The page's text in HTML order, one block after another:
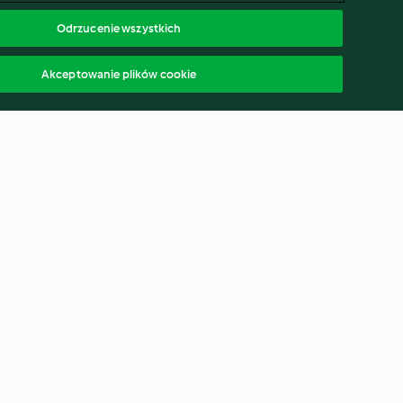
Odrzucenie wszystkich
Akceptowanie plików cookie